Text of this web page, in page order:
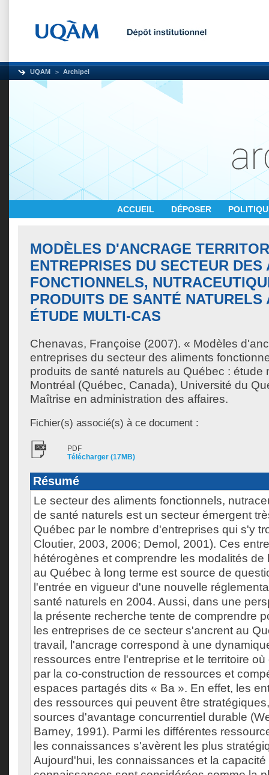
UQAM Archipel
ACCUEIL DÉPOSER
MODÈLES D'ANCRAGE
ENTREPRISES DU SECTEUR DES
FONCTIONNELS,
PRODUITS DE SANTÉ NATURELS
ÉTUDE MULTI-CAS
Chenavas, Françoise (2007). « Modèles
entreprises du secteur des aliments
produits de santé naturels au Québec : étude
Montréal (Québec, Canada), Université du
Maîtrise en administration des affaires.
Fichier(s) associé(s) à ce document :
PDF
Télécharger (17MB)
Résumé
Le secteur des aliments fonctionnels,
de santé naturels est un secteur émergent
Québec par le nombre d'entreprises qui s'y
Cloutier, 2003, 2006; Demol, 2001). Ces
hétérogènes et comprendre les modalités
au Québec à long terme est source de
l'entrée en vigueur d'une nouvelle
santé naturels en 2004. Aussi, dans une
la présente recherche tente de comprendre
les entreprises de ce secteur s'ancrent au
travail, l'ancrage correspond à une
ressources entre l'entreprise et le territoire
par la co-construction de ressources et
espaces partagés dits « Ba ». En effet, les
des ressources qui peuvent être
sources d'avantage concurrentiel durable
Barney, 1991). Parmi les différentes
les connaissances s'avèrent les plus
Aujourd'hui, les connaissances et la